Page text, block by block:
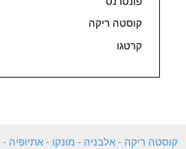
קוסטה ריקה
קרטגו
קוסטה ריקה -אלבניה - מונקו -אתיופיה -